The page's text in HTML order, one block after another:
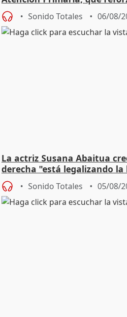
Sonido Totales 06/08/
La actriz Susana Abaitua
derecha "está legalizando
Sonido Totales 05/08/